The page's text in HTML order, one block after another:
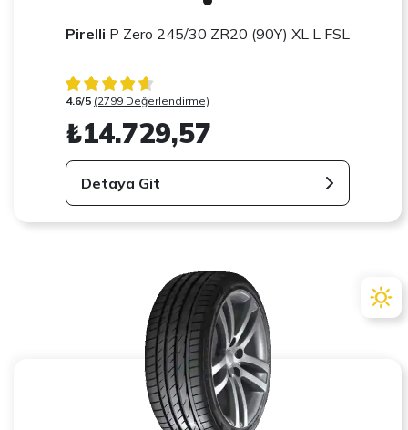
Pirelli P Zero 245/30 ZR20 (90Y) XL L FSL
4.6/5 (2799 Değerlendirme)
₺14.729,57
Detaya Git